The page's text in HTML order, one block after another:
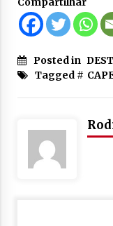
Posted in
Tagged #